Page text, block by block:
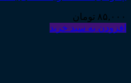
۸۵,۰۰۰ تومان
افزودن به سبد خرید